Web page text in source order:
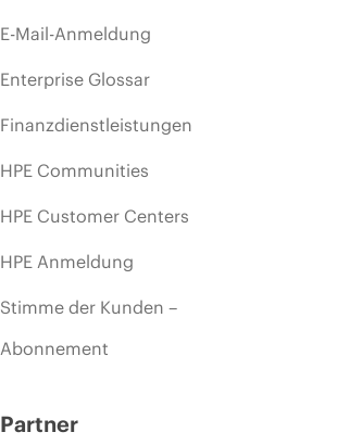
E-Mail-Anmeldung
Enterprise Glossar
Finanzdienstleistungen
HPE Communities
HPE Customer Centers
HPE Anmeldung
Stimme der Kunden –
Abonnement
Partner